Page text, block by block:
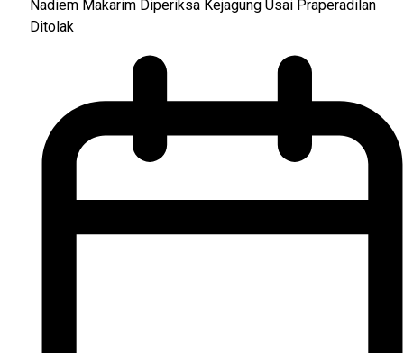
Nadiem Makarim Diperiksa Kejagung Usai Praperadilan
Ditolak